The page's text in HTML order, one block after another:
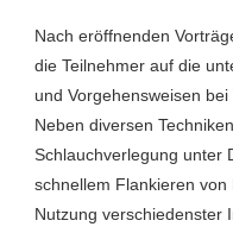
Nach eröffnenden
die Teilnehmer auf die
und Vorgehensweisen
Neben diversen
Schlauchverlegung unter
schnellem Flankieren
Nutzung verschiedenster